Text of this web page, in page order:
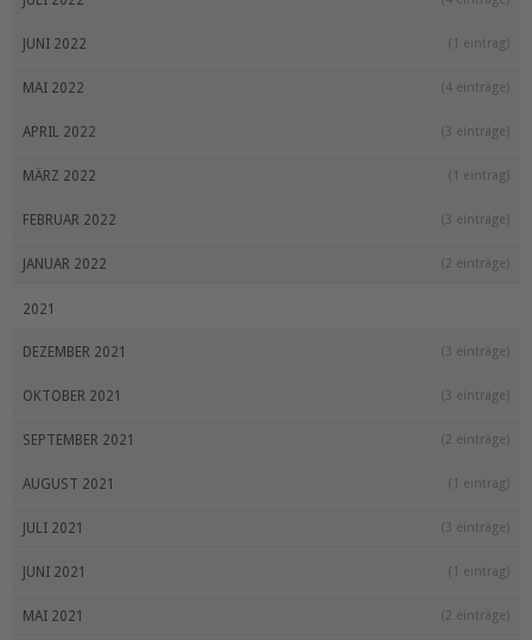
JUNI 2022 (1 eintrag)
MAI 2022 (4 einträge)
APRIL 2022 (3 einträge)
MÄRZ 2022 (1 eintrag)
FEBRUAR 2022 (3 einträge)
JANUAR 2022 (2 einträge)
2021
DEZEMBER 2021 (3 einträge)
OKTOBER 2021 (3 einträge)
SEPTEMBER 2021 (2 einträge)
AUGUST 2021 (1 eintrag)
JULI 2021 (3 einträge)
JUNI 2021 (1 eintrag)
MAI 2021 (2 einträge)